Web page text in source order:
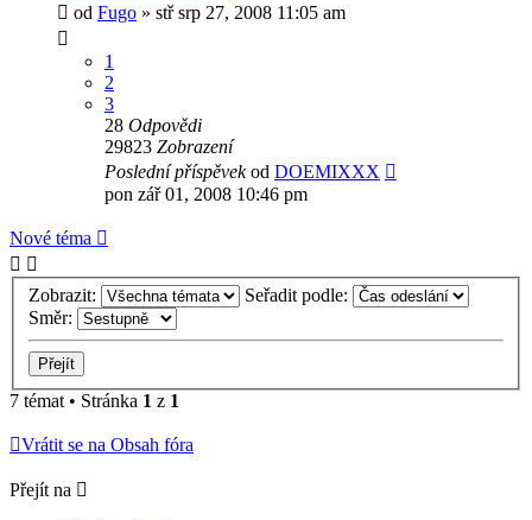
od Fugo » stř srp 27, 2008 11:05 am
1
2
3
28 Odpovědi
29823 Zobrazení
Poslední příspěvekod DOEMIXXX
pon zář 01, 2008 10:46 pm
Nové téma
Zobrazit:
Seřadit podle:
Směr:
7 témat • Stránka 1 z 1
Vrátit se na Obsah fóra
Přejít na